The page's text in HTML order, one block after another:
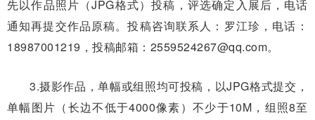
先以作品照片（JPG格式）投稿，评选确定入展后，电话
通知再提交作品原稿。投稿咨询联系人：罗江珍，电话：
18987001219，投稿邮箱：2559524267@qq.com。
3.摄影作品，单幅或组照均可投稿，以JPG格式提交，
单幅图片（长边不低于4000像素）不少于10M，组照8至